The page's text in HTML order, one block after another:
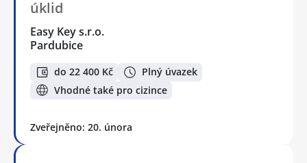
úklid
Easy Key s.r.o.
Pardubice
do 22 400 Kč
Plný úvazek
Vhodné také pro cizince
Zveřejněno: 20. února